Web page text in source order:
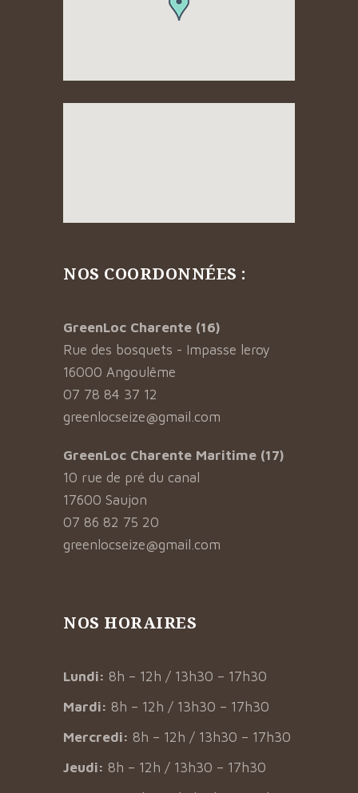
NOS COORDONNÉES :
GreenLoc Charente (16)
Rue des bosquets - Impasse leroy
16000 Angoulême
07 78 84 37 12
greenlocseize@gmail.com
GreenLoc Charente Maritime (17)
10 rue de pré du canal
17600 Saujon
07 86 82 75 20
greenlocseize@gmail.com
NOS HORAIRES
Lundi: 8h – 12h / 13h30 – 17h30
Mardi: 8h – 12h / 13h30 – 17h30
Mercredi: 8h – 12h / 13h30 – 17h30
Jeudi: 8h – 12h / 13h30 – 17h30